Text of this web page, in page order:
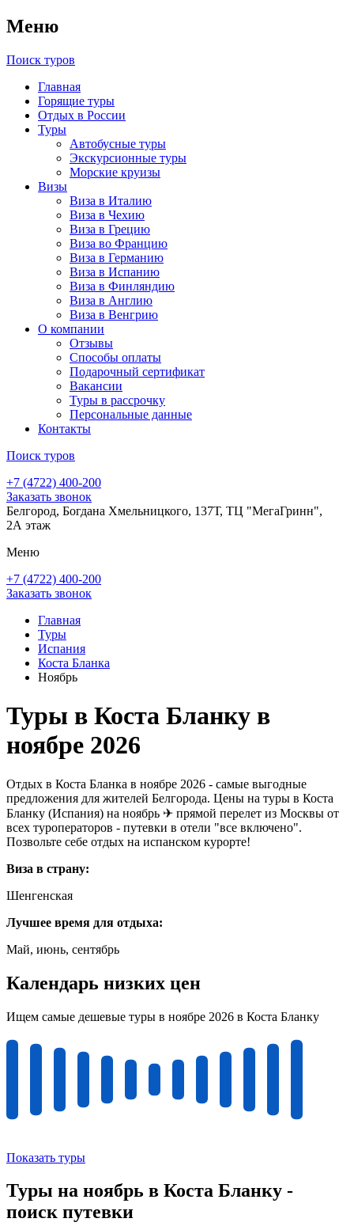
Меню
Поиск туров
Главная
Горящие туры
Отдых в России
Туры
Автобусные туры
Экскурсионные туры
Морские круизы
Визы
Виза в Италию
Виза в Чехию
Виза в Грецию
Виза во Францию
Виза в Германию
Виза в Испанию
Виза в Финляндию
Виза в Англию
Виза в Венгрию
О компании
Отзывы
Способы оплаты
Подарочный сертификат
Вакансии
Туры в рассрочку
Персональные данные
Контакты
Поиск туров
+7 (4722) 400-200
Заказать звонок
Белгород, Богдана Хмельницкого, 137Т, ТЦ "МегаГринн",
2А этаж
Меню
+7 (4722) 400-200
Заказать звонок
Главная
Туры
Испания
Коста Бланка
Ноябрь
Туры в Коста Бланку в
ноябре 2026
Отдых в Коста Бланка в ноябре 2026 - самые выгодные
предложения для жителей Белгорода. Цены на туры в Коста
Бланку (Испания) на ноябрь ✈ прямой перелет из Москвы от
всех туроператоров - путевки в отели "все включено".
Позвольте себе отдых на испанском курорте!
Виза в страну:
Шенгенская
Лучшее время для отдыха:
Май, июнь, сентябрь
Календарь низких цен
Ищем самые дешевые туры в ноябре 2026 в Коста Бланку
Показать туры
Туры на ноябрь в Коста Бланку -
поиск путевки